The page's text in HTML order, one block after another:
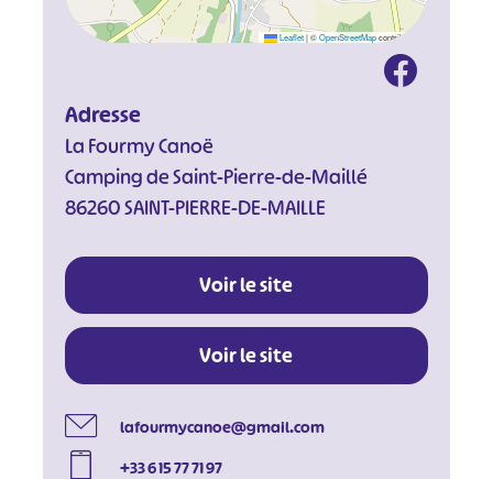
Leaflet |©OpenStreetMapcontributors
Adresse
La Fourmy Canoë
Camping de Saint-Pierre-de-Maillé
86260 SAINT-PIERRE-DE-MAILLE
Voir le site
Voir le site
lafourmycanoe@gmail.com
+33 6 15 77 71 97